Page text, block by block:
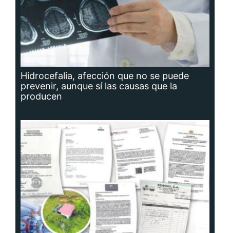
Hidrocefalia, afección que no se puede
prevenir, aunque sí las causas que la
producen